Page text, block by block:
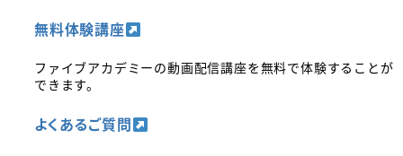
無料体験講座
ファイブアカデミーの動画配信講座を無料で体験することが
できます。
よくあるご質問